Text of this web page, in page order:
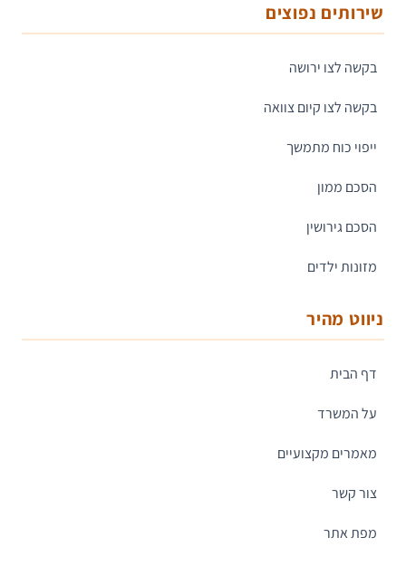
שירותים נפוצים
בקשה לצו ירושה
בקשה לצו קיום צוואה
ייפוי כוח מתמשך
הסכם ממון
הסכם גירושין
מזונות ילדים
ניווט מהיר
דף הבית
על המשרד
מאמרים מקצועיים
צור קשר
מפת אתר